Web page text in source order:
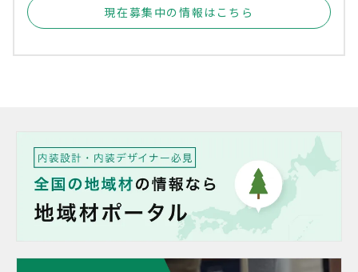
現在募集中の情報はこちら